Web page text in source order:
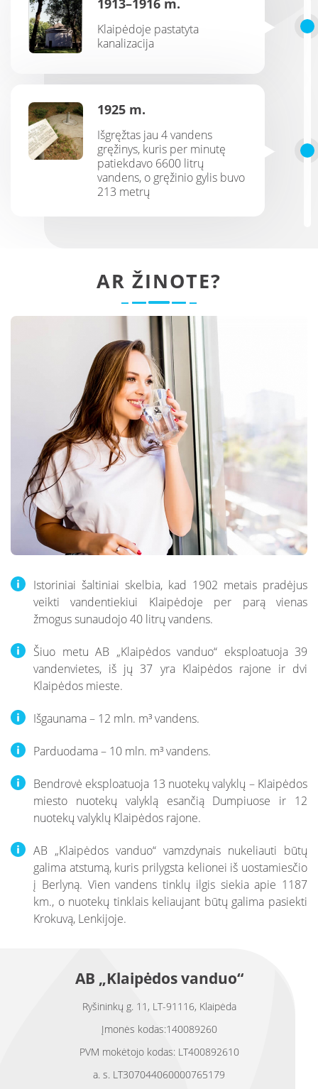
Klaipėdoje pastatyta
kanalizacija
1925 m.
Išgręžtas jau 4 vandens
gręžinys, kuris per minutę
patiekdavo 6600 litrų
vandens, o gręžinio gylis buvo
213 metrų
AR ŽINOTE?
Istoriniai šaltiniai skelbia, kad 1902 metais pradėjus
veikti vandentiekiui Klaipėdoje per parą vienas
žmogus sunaudojo 40 litrų vandens.
Šiuo metu AB „Klaipėdos vanduo“ eksploatuoja 39
vandenvietes, iš jų 37 yra Klaipėdos rajone ir dvi
Klaipėdos mieste.
Išgaunama – 12 mln. m³ vandens.
Parduodama – 10 mln. m³ vandens.
Bendrovė eksploatuoja 13 nuotekų valyklų – Klaipėdos
miesto nuotekų valyklą esančią Dumpiuose ir 12
nuotekų valyklų Klaipėdos rajone.
AB „Klaipėdos vanduo“ vamzdynais nukeliauti būtų
galima atstumą, kuris prilygsta kelionei iš uostamiesčio
į Berlyną. Vien vandens tinklų ilgis siekia apie 1187
km., o nuotekų tinklais keliaujant būtų galima pasiekti
Krokuvą, Lenkijoje.
AB „Klaipėdos vanduo“
Ryšininkų g. 11, LT-91116, Klaipėda
Įmonės kodas:140089260
PVM mokėtojo kodas: LT400892610
a. s. LT307044060000765179